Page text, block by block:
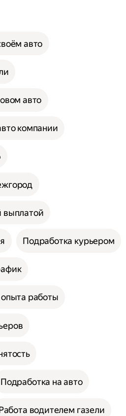
авто
авто
компании
выплатой
Подработка курьером
работы
Подработка на авто
водителем газели